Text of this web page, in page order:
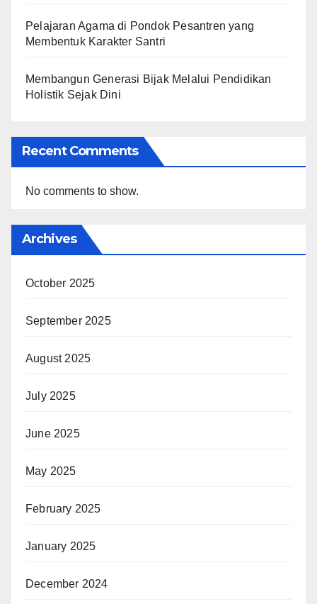
Pelajaran Agama di Pondok Pesantren yang
Membentuk Karakter Santri
Membangun Generasi Bijak Melalui Pendidikan
Holistik Sejak Dini
Recent Comments
No comments to show.
Archives
October 2025
September 2025
August 2025
July 2025
June 2025
May 2025
February 2025
January 2025
December 2024